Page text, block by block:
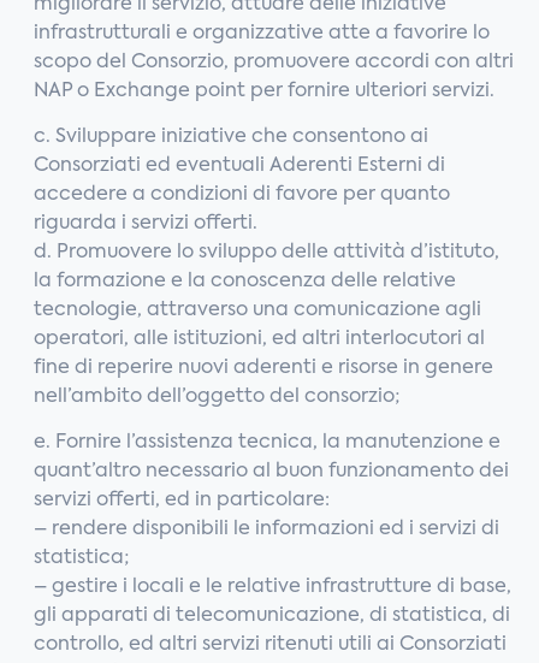
migliorare il servizio, attuare delle iniziative
infrastrutturali e organizzative atte a favorire lo
scopo del Consorzio, promuovere accordi con altri
NAP o Exchange point per fornire ulteriori servizi.
c. Sviluppare iniziative che consentono ai
Consorziati ed eventuali Aderenti Esterni di
accedere a condizioni di favore per quanto
riguarda i servizi offerti.
d. Promuovere lo sviluppo delle attività d’istituto,
la formazione e la conoscenza delle relative
tecnologie, attraverso una comunicazione agli
operatori, alle istituzioni, ed altri interlocutori al
fine di reperire nuovi aderenti e risorse in genere
nell’ambito dell’oggetto del consorzio;
e. Fornire l’assistenza tecnica, la manutenzione e
quant’altro necessario al buon funzionamento dei
servizi offerti, ed in particolare:
– rendere disponibili le informazioni ed i servizi di
statistica;
– gestire i locali e le relative infrastrutture di base,
gli apparati di telecomunicazione, di statistica, di
controllo, ed altri servizi ritenuti utili ai Consorziati